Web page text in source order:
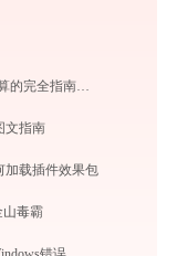
电脑计算器怎么用？从日常计算到科学运算的完全指南（附隐藏功能）
文指南
加载插件效果包
山毒霸